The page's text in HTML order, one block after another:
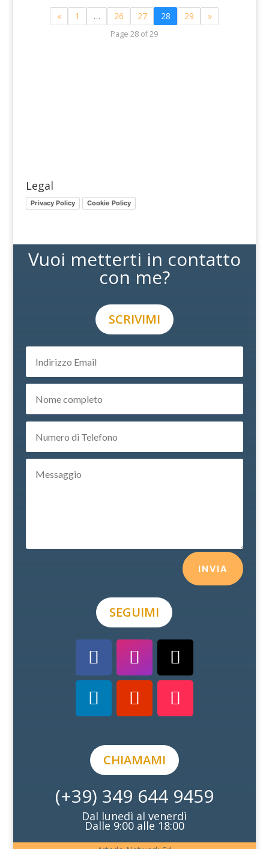
« 1 … 26 27 28 29 »
Page 28 of 29
Legal
Privacy Policy Cookie Policy
Vuoi metterti in contatto
con me?
SCRIVIMI
INVIA
SEGUIMI
CHIAMAMI
(+39) 349 644 9459
Dal lunedì al venerdì
Dalle 9:00 alle 18:00